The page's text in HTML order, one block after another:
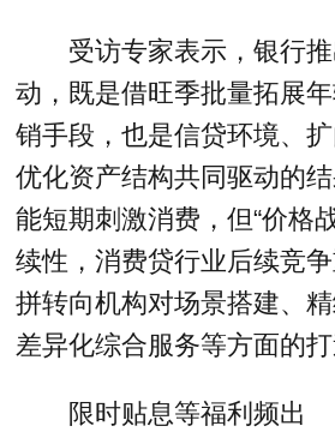
受访专家表示，银行推
动，既是借旺季批量拓展
销手段，也是信贷环境、
优化资产结构共同驱动的
能短期刺激消费，但“价格
续性，消费贷行业后续竞
拼转向机构对场景搭建、
差异化综合服务等方面的打
限时贴息等福利频出